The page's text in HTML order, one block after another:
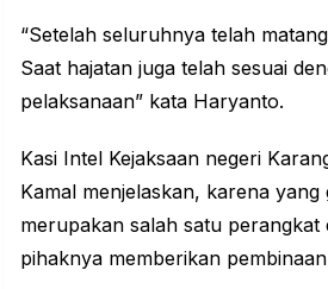
“Setelah seluruhnya telah
Saat hajatan juga telah sesuai
pelaksanaan” kata Haryanto.
Kasi Intel Kejaksaan negeri
Kamal menjelaskan, karena yang
merupakan salah satu perangkat
pihaknya memberikan